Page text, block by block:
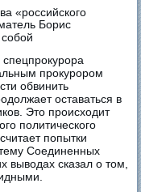
«российского
Борис
прокурором
обвинить
оставаться в
Это происходит
политического
попытки
Соединенных
выводах сказал о том,